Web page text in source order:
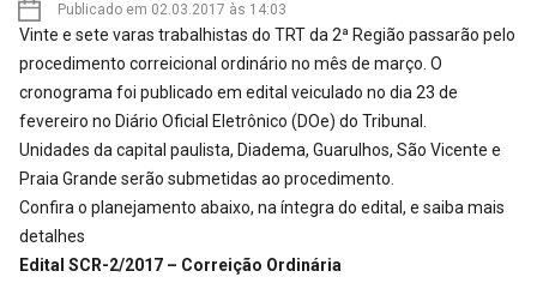
Publicado em 02.03.2017 às 14:03
Vinte e sete varas trabalhistas do TRT da 2ª Região passarão pelo
procedimento correicional ordinário no mês de março. O
cronograma foi publicado em edital veiculado no dia 23 de
fevereiro no Diário Oficial Eletrônico (DOe) do Tribunal.
Unidades da capital paulista, Diadema, Guarulhos, São Vicente e
Praia Grande serão submetidas ao procedimento.
Confira o planejamento abaixo, na íntegra do edital, e saiba mais
detalhes
Edital SCR-2/2017 – Correição Ordinária